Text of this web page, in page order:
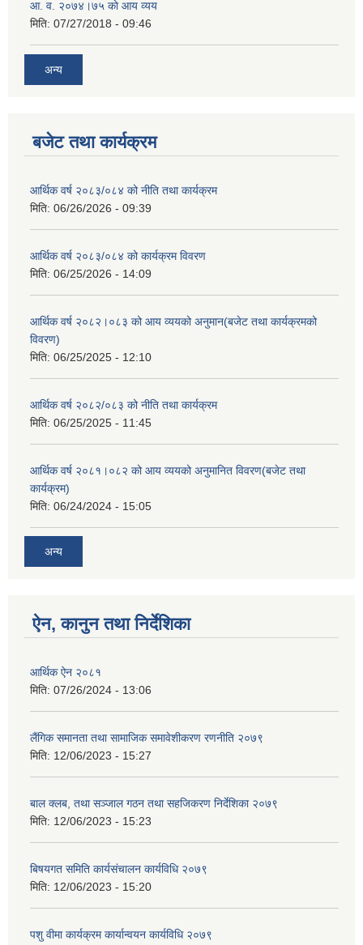
आ‍. व. २०७४।७५ काे आय व्यय
मिति: 07/27/2018 - 09:46
अन्य
बजेट तथा कार्यक्रम
आर्थिक वर्ष २०८३/०८४ को नीति तथा कार्यक्रम
मिति: 06/26/2026 - 09:39
आर्थिक वर्ष २०८३/०८४ को कार्यक्रम विवरण
मिति: 06/25/2026 - 14:09
आर्थिक वर्ष २०८२।०८३ को आय व्ययको अनुमान(बजेट तथा कार्यक्रमको
विवरण)
मिति: 06/25/2025 - 12:10
आर्थिक वर्ष २०८२/०८३ को नीति तथा कार्यक्रम
मिति: 06/25/2025 - 11:45
आर्थिक वर्ष २०८१।०८२ को आय व्ययको अनुमानित विवरण(बजेट तथा
कार्यक्रम)
मिति: 06/24/2024 - 15:05
अन्य
ऐन, कानुन तथा निर्देशिका
आर्थिक ऐन २०८१
मिति: 07/26/2024 - 13:06
लैंगिक समानता तथा सामाजिक समावेशीकरण रणनीति २०७९
मिति: 12/06/2023 - 15:27
बाल क्लब, तथा सञ्जाल गठन तथा सहजिकरण निर्देशिका २०७९
मिति: 12/06/2023 - 15:23
बिषयगत समिति कार्यसंचालन कार्यविधि २०७९
मिति: 12/06/2023 - 15:20
पशु वीमा कार्यक्रम कार्यान्वयन कार्यविधि २०७९